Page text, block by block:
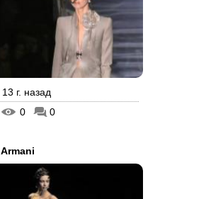
13 г. назад
0
0
Armani